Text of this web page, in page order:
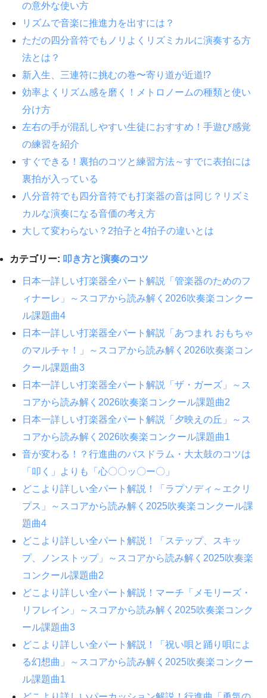
の意外な使い方
リズムで音楽に推進力を出すには？
ただの四分音符でもノリよくリズミカルに演奏する方
法とは？
新入生、三連符に挑むの巻〜寄り道が近道!?
効率よくリズム感を磨く！メトロノームの種類と使い
分け方
左右の手が混乱しやすい生徒におすすめ！手遊び感覚
の練習を紹介
すぐできる！裏拍のコツと練習方法～すでに表拍には
裏拍が入っている
八分音符でも四分音符でも打楽器の音は同じ？リズミ
カルな演奏になる音価の考え方
大して変わらない？2拍子と4拍子の違いとは
カテゴリー: 叩き方と演奏のコツ
日本一詳しい打楽器全パート解説「管楽器のためのフ
ィナーレ」～スコアから読み解く2026吹奏楽コンクー
ル課題曲4
日本一詳しい打楽器全パート解説「あつまれ おもちゃ
のマルチャ！」～スコアから読み解く2026吹奏楽コン
クール課題曲3
日本一詳しい打楽器全パート解説「ザ・ガーズ」～ス
コアから読み解く2026吹奏楽コンクール課題曲2
日本一詳しい打楽器全パート解説「夕映えの丘」～ス
コアから読み解く2026吹奏楽コンクール課題曲1
音が変わる！？行進曲のバスドラム・大太鼓のコツは
「叩く」よりも「心〇〇ッ〇ー〇」
どこより詳しい全パート解説！「ラプソディ～エクリ
プス」～スコアから読み解く2025吹奏楽コンクール課
題曲4
どこより詳しい全パート解説！「ステップ、スキッ
プ、ノンストップ」～スコアから読み解く2025吹奏楽
コンクール課題曲2
どこより詳しい全パート解説！マーチ「メモリーズ・
リフレイン」～スコアから読み解く2025吹奏楽コンク
ール課題曲3
どこより詳しい全パート解説！「祝い唄と踊り唄によ
る幻想曲」～スコアから読み解く2025吹奏楽コンクー
ル課題曲1